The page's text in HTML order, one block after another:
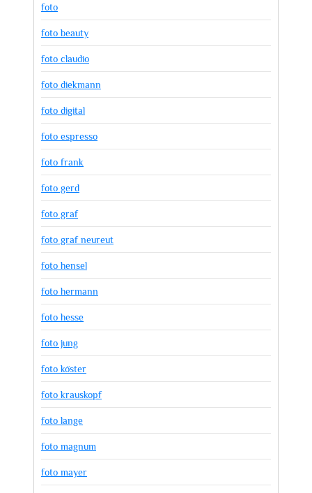
foto
foto beauty
foto claudio
foto diekmann
foto digital
foto espresso
foto frank
foto gerd
foto graf
foto graf neureut
foto hensel
foto hermann
foto hesse
foto jung
foto köster
foto krauskopf
foto lange
foto magnum
foto mayer